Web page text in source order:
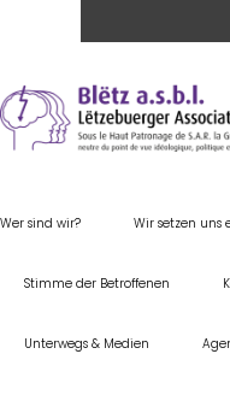
Wer sind wir? Wir setzen uns
Stimme der Betroffenen
Unterwegs & Medien